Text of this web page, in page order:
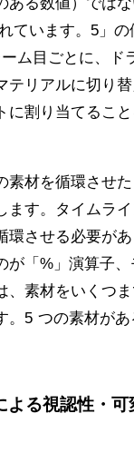
ています。5」の
ム目ごとに、ド
テリアルに切り
に割り当てること
素材を循環させ
ます。タイムラ
環させる必要が
が「%」演算子
、素材をいくつ
。5 つの素材が
よる視認性・可